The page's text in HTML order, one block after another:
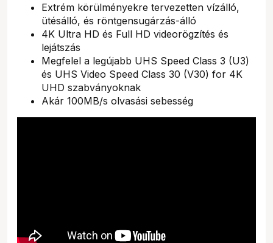
Extrém körülményekre tervezetten vízálló,
ütésálló, és röntgensugárzás-álló
4K Ultra HD és Full HD videorögzítés és
lejátszás
Megfelel a legújabb UHS Speed Class 3 (U3)
és UHS Video Speed Class 30 (V30) for 4K
UHD szabványoknak
Akár 100MB/s olvasási sebesség